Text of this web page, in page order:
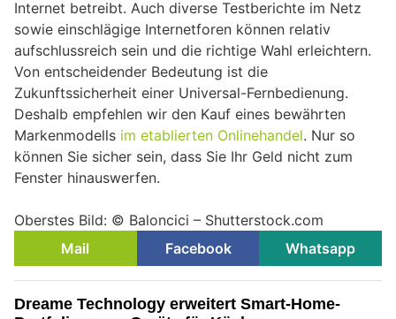
Internet betreibt. Auch diverse Testberichte im Netz
sowie einschlägige Internetforen können relativ
aufschlussreich sein und die richtige Wahl erleichtern.
Von entscheidender Bedeutung ist die
Zukunftssicherheit einer Universal-Fernbedienung.
Deshalb empfehlen wir den Kauf eines bewährten
Markenmodells im etablierten Onlinehandel. Nur so
können Sie sicher sein, dass Sie Ihr Geld nicht zum
Fenster hinauswerfen.
Oberstes Bild: © Baloncici – Shutterstock.com
Mail
Facebook Whatsapp
Dreame Technology erweitert Smart-Home-